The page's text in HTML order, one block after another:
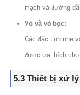
mạch và đường
Vỏ và vỏ bọc:
Các đặc tính nhẹ
được ưa thích cho
5.3 Thiết bị xử